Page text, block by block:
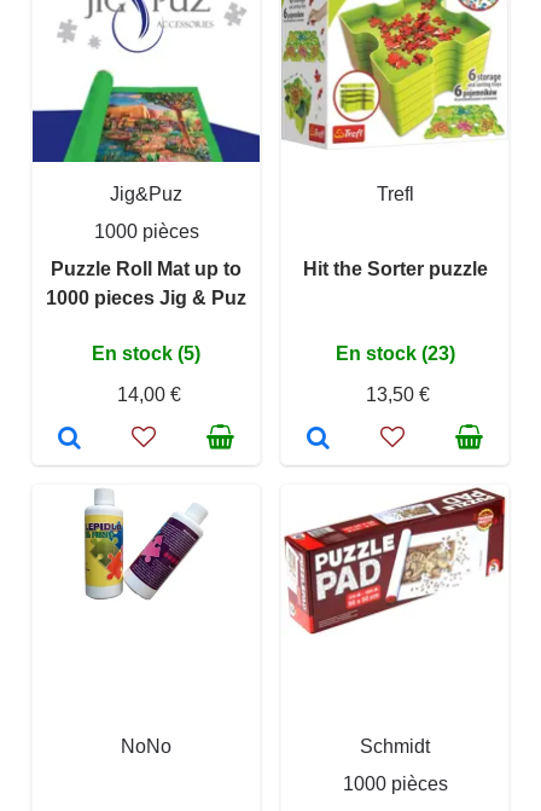
Jig&Puz
1000 pièces
Puzzle Roll Mat up to
1000 pieces Jig & Puz
En stock (5)
14,00 €
Trefl
Hit the Sorter puzzle
En stock (23)
13,50 €
NoNo
Schmidt
1000 pièces